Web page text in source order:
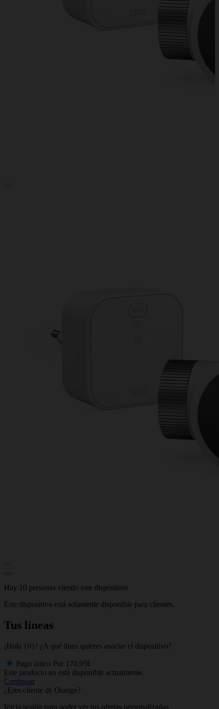
Hay 10 personas viendo este dispositivo
Este dispositivo está solamente disponible para clientes.
Tus líneas
¡Hola {0}! ¿A qué línea quieres asociar el dispositivo?
Pago único Por 170,95€
Este producto no está disponible actualmente.
Continuar
¿Eres cliente de Orange?
Inicia sesión para poder ver tus ofertas personalizadas